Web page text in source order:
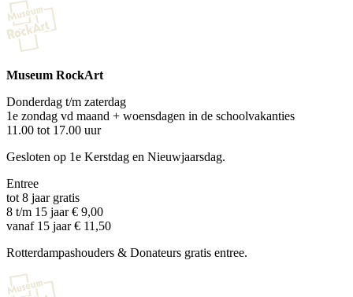
Museum RockArt
Donderdag t/m zaterdag
1e zondag vd maand + woensdagen in de schoolvakanties
11.00 tot 17.00 uur
Gesloten op 1e Kerstdag en Nieuwjaarsdag.
Entree
tot 8 jaar gratis
8 t/m 15 jaar € 9,00
vanaf 15 jaar € 11,50
Rotterdampashouders & Donateurs gratis entree.